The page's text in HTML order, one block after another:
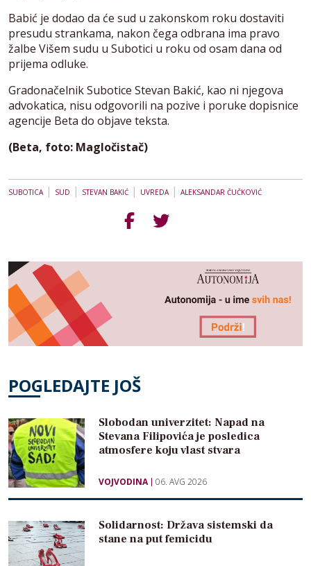
Babić je dodao da će sud u zakonskom roku dostaviti
presudu strankama, nakon čega odbrana ima pravo
žalbe Višem sudu u Subotici u roku od osam dana od
prijema odluke.
Gradonačelnik Subotice Stevan Bakić, kao ni njegova
advokatica, nisu odgovorili na pozive i poruke dopisnice
agencije Beta do objave teksta.
(Beta, foto: Magločistač)
SUBOTICA| SUD | STEVAN BAKIĆ | UVREDA| ALEKSANDAR ČUČKOVIĆ
POGLEDAJTE JOŠ
Slobodan univerzitet: Napad na
Stevana Filipovića je posledica
atmosfere koju vlast stvara
VOJVODINA 06. AVG 2026
Solidarnost: Država sistemski da
stane na put femicidu